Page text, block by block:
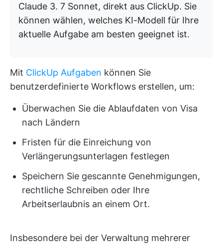
Claude 3. 7 Sonnet, direkt aus ClickUp. Sie
können wählen, welches KI-Modell für Ihre
aktuelle Aufgabe am besten geeignet ist.
Mit ClickUp Aufgaben können Sie
benutzerdefinierte Workflows erstellen, um:
Überwachen Sie die Ablaufdaten von Visa
nach Ländern
Fristen für die Einreichung von
Verlängerungsunterlagen festlegen
Speichern Sie gescannte Genehmigungen,
rechtliche Schreiben oder Ihre
Arbeitserlaubnis an einem Ort.
Insbesondere bei der Verwaltung mehrerer